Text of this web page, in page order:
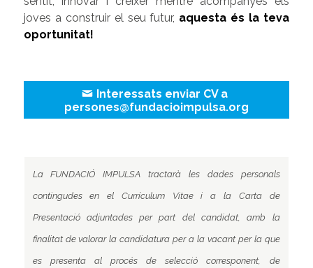
joves a construir el seu futur, aquesta és la teva
oportunitat!
Interessats enviar CV a
persones@fundacioimpulsa.org
La FUNDACIÓ IMPULSA tractarà les dades personals
contingudes en el Currículum Vitae i a la Carta de
Presentació adjuntades per part del candidat, amb la
finalitat de valorar la candidatura per a la vacant per la que
es presenta al procés de selecció corresponent, de